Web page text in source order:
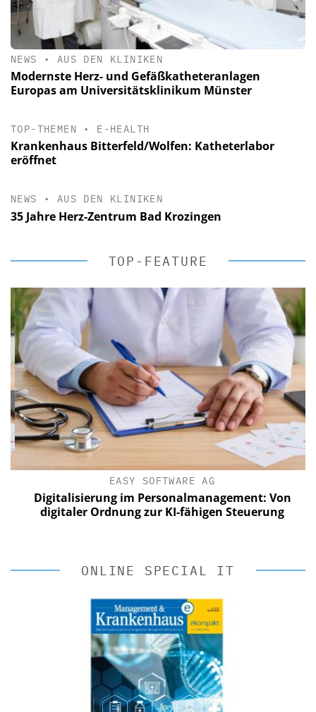
NEWS • AUS DEN KLINIKEN
Modernste Herz- und Gefäßkatheteranlagen
Europas am Universitätsklinikum Münster
TOP-THEMEN • E-HEALTH
Krankenhaus Bitterfeld/Wolfen: Katheterlabor
eröffnet
NEWS • AUS DEN KLINIKEN
35 Jahre Herz-Zentrum Bad Krozingen
TOP-FEATURE
EASY SOFTWARE AG
Digitalisierung im Personalmanagement: Von
digitaler Ordnung zur KI-fähigen Steuerung
ONLINE SPECIAL IT